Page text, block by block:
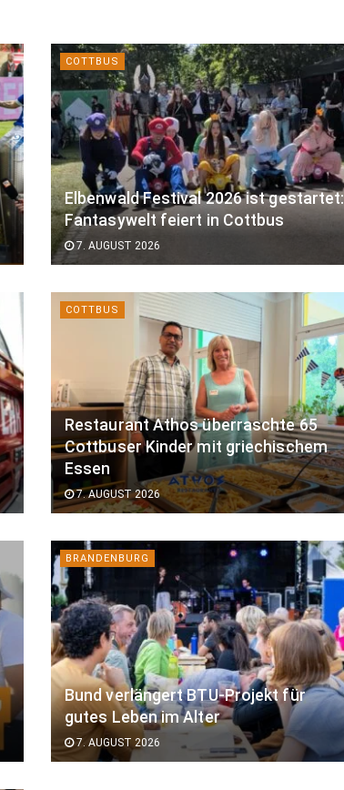
COTTBUS
Elbenwald Festival 2026 ist gestartet:
Fantasywelt feiert in Cottbus
7. AUGUST 2026
COTTBUS
Restaurant Athos überraschte 65
Cottbuser Kinder mit griechischem
Essen
7. AUGUST 2026
BRANDENBURG
Bund verlängert BTU-Projekt für
gutes Leben im Alter
7. AUGUST 2026